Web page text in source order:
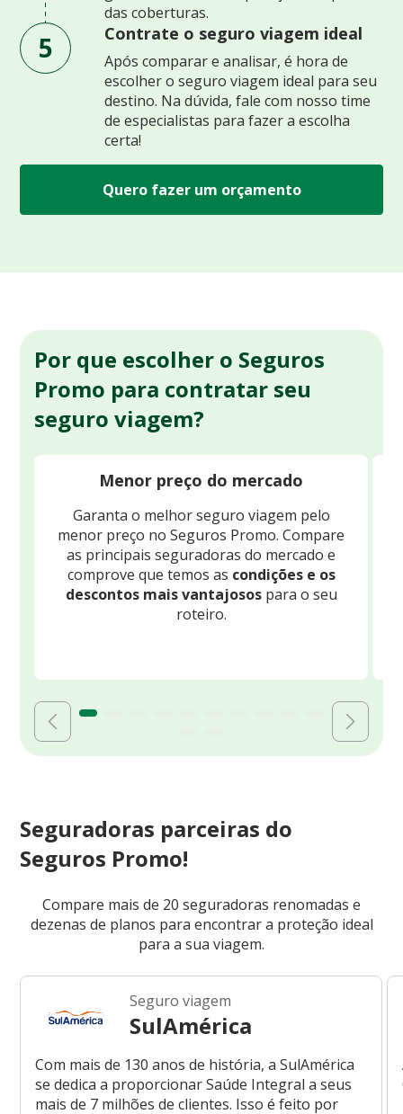
das coberturas.
5 Contrate o seguro viagem ideal
Após comparar e analisar, é hora de
escolher o seguro viagem ideal para seu
destino. Na dúvida, fale com nosso time
de especialistas para fazer a escolha
certa!
Quero fazer um orçamento
Por que escolher o Seguros
Promo para contratar seu
seguro viagem?
Menor preço do mercado
Garanta o melhor seguro viagem pelo
menor preço no Seguros Promo. Compare
as principais seguradoras do mercado e
comprove que temos as condições e os
descontos mais vantajosospara o seu
roteiro.
Seguradoras parceiras do
Seguros Promo!
Compare mais de 20 seguradoras renomadas e
dezenas de planos para encontrar a proteção ideal
para a sua viagem.
Seguro viagem
SulAmérica
Com mais de 130 anos de história, a SulAmérica
se dedica a proporcionar Saúde Integral a seus
mais de 7 milhões de clientes. Isso é feito por